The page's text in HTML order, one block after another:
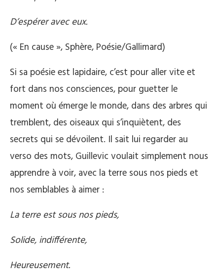
D’espérer avec eux.
(« En cause », Sphère, Poésie/Gallimard)
Si sa poésie est lapidaire, c’est pour aller vite et
fort dans nos consciences, pour guetter le
moment où émerge le monde, dans des arbres qui
tremblent, des oiseaux qui s’inquiètent, des
secrets qui se dévoilent. Il sait lui regarder au
verso des mots, Guillevic voulait simplement nous
apprendre à voir, avec la terre sous nos pieds et
nos semblables à aimer :
La terre est sous nos pieds,
Solide, indifférente,
Heureusement.